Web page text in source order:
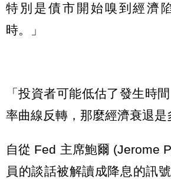
特別是債市開始嗅到經濟
時。」
「投資者可能低估了發生時
率曲線反轉，那麼經濟衰退是
自從 Fed 主席鮑爾 (Jerome
員的談話被解讀成降息的訊